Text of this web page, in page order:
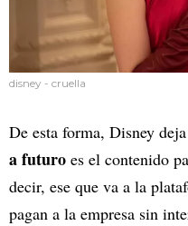
disney - cruella
De esta forma, Disney
a futuro es el contenido
decir, ese que va a la
pagan a la empresa sin